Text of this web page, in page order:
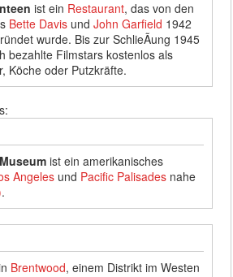
ist ein Restaurant, das von den
Bette Davis undJohn Garfield 1942
wurde. Bis zur SchlieÃung 1945
bezahlte Filmstars kostenlos als
Köche oder Putzkräfte.
ist ein amerikanisches
Angeles und Pacific Palisades nahe
.
Brentwood, einem Distrikt im Westen